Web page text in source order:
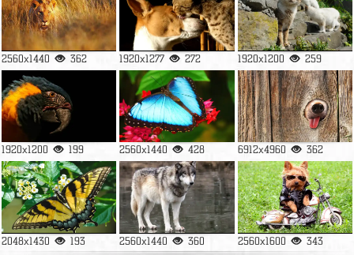
2560x1440 362 1920x1277 272 1920x1200 259
1920x1200 199 2560x1440 428 6912x4960 362
2048x1430 193 2560x1440 360 2560x1600 343